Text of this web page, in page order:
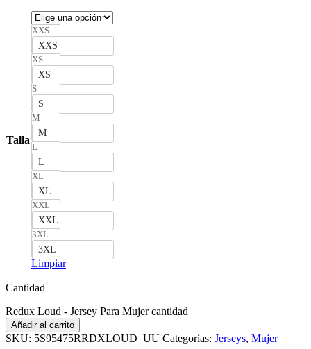
Talla
XXS
XXS
XS
XS
S
S
M
M
L
L
XL
XL
XXL
XXL
3XL
3XL
Limpiar
Cantidad
Redux Loud - Jersey Para Mujer cantidad
Añadir al carrito
SKU: 5S95475RRDXLOUD_UU Categorías: Jerseys, Mujer